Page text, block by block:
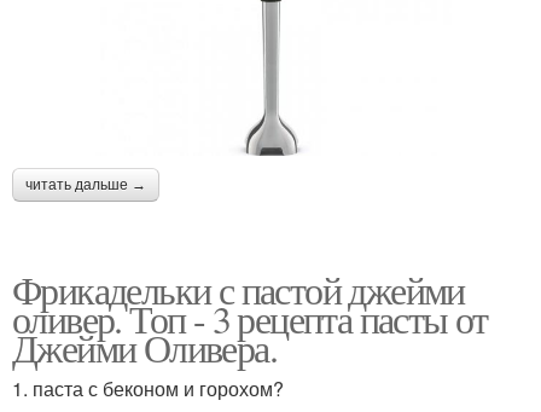
читать дальше →
Фрикадельки с пастой джейми
оливер. Топ - 3 рецепта пасты от
Джейми Оливера.
1. паста с беконом и горохом?